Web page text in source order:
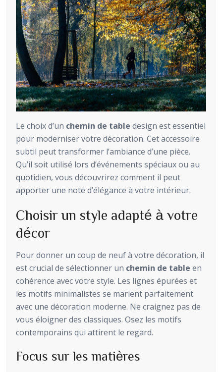
Le choix d’un chemin de table design est essentiel
pour moderniser votre décoration. Cet accessoire
subtil peut transformer l’ambiance d’une pièce.
Qu’il soit utilisé lors d’événements spéciaux ou au
quotidien, vous découvrirez comment il peut
apporter une note d’élégance à votre intérieur.
Choisir un style adapté à votre
décor
Pour donner un coup de neuf à votre décoration, il
est crucial de sélectionner un chemin de table en
cohérence avec votre style. Les lignes épurées et
les motifs minimalistes se marient parfaitement
avec une décoration moderne. Ne craignez pas de
vous éloigner des classiques. Osez les motifs
contemporains qui attirent le regard.
Focus sur les matières